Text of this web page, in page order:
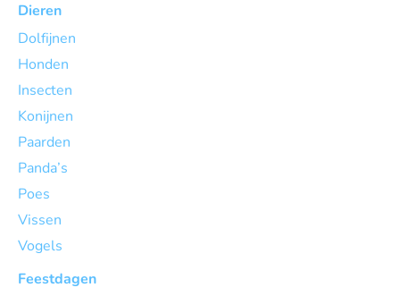
Dieren
Dolfijnen
Honden
Insecten
Konijnen
Paarden
Panda’s
Poes
Vissen
Vogels
Feestdagen